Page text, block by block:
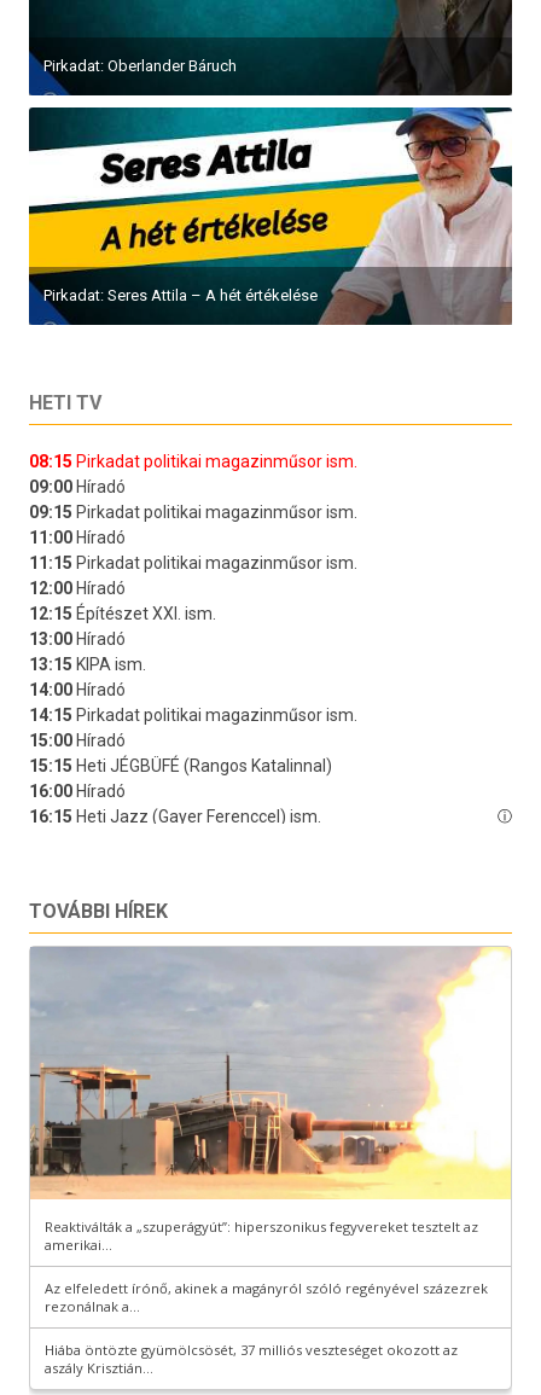
Pirkadat: Oberlander Báruch
Pirkadat: Seres Attila – A hét értékelése
HETI TV
TOVÁBBI HÍREK